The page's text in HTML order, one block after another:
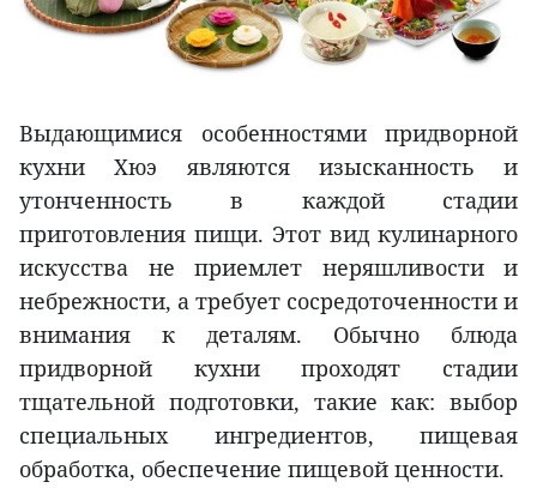
Выдающимися особенностями придворной
кухни Хюэ являются изысканность и
утонченность в каждой стадии
приготовления пищи. Этот вид кулинарного
искусства не приемлет неряшливости и
небрежности, а требует сосредоточенности и
внимания к деталям. Обычно блюда
придворной кухни проходят стадии
тщательной подготовки, такие как: выбор
специальных ингредиентов, пищевая
обработка, обеспечение пищевой ценности.